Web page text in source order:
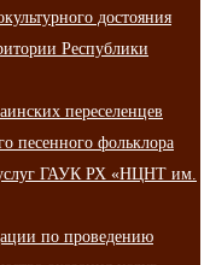
достояния
Республики
переселенцев
песенного фольклора
услуг ГАУК РХ «НЦНТ им.
по проведению